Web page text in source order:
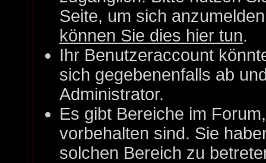
Seite, um sich
können Sie dies hier tun.
Ihr Benutzeraccount
sich gegebenenfalls ab
Administrator.
Es gibt Bereiche im
vorbehalten sind. Sie
solchen Bereich zu